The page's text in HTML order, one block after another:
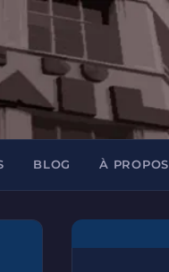
BLOG À PROPOS